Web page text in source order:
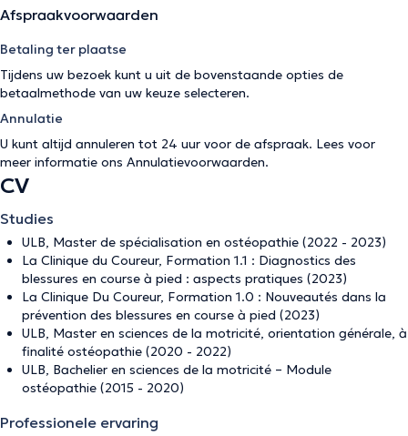
Afspraakvoorwaarden
Betaling ter plaatse
Tijdens uw bezoek kunt u uit de bovenstaande opties de
betaalmethode van uw keuze selecteren.
Annulatie
U kunt altijd annuleren tot 24 uur voor de afspraak. Lees voor
meer informatie ons Annulatievoorwaarden.
CV
Studies
ULB, Master de spécialisation en ostéopathie (2022 - 2023)
La Clinique du Coureur, Formation 1.1 : Diagnostics des
blessures en course à pied : aspects pratiques (2023)
La Clinique Du Coureur, Formation 1.0 : Nouveautés dans la
prévention des blessures en course à pied (2023)
ULB, Master en sciences de la motricité, orientation générale, à
finalité ostéopathie (2020 - 2022)
ULB, Bachelier en sciences de la motricité – Module
ostéopathie (2015 - 2020)
Professionele ervaring